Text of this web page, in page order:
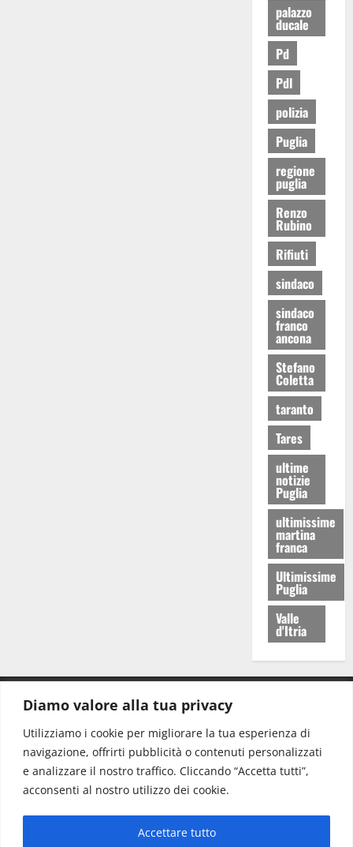
Diamo valore alla tua privacy
Utilizziamo i cookie per migliorare la tua esperienza di
navigazione, offrirti pubblicità o contenuti personalizzati
e analizzare il nostro traffico. Cliccando “Accetta tutti”,
acconsenti al nostro utilizzo dei cookie.
Accettare tutto
palazzo
ducale
Pd
Pdl
polizia
Puglia
regione
puglia
Renzo
Rubino
Rifiuti
sindaco
sindaco
franco
ancona
Stefano
Coletta
taranto
Tares
ultime
notizie
Puglia
ultimissime
martina
franca
Ultimissime
Puglia
Valle
d'Itria
Redazione: redazione@www.martinasera.it
Direttore:direttore@www.martinasera.it
Info & Commerciale:info@www.martinasera.it